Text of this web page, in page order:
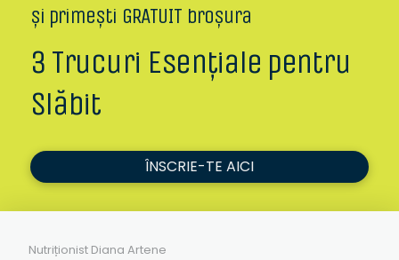
și primești GRATUIT broșura
3 Trucuri Esențiale pentru
Slăbit
ÎNSCRIE-TE AICI
Nutriționist Diana Artene